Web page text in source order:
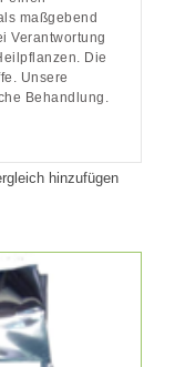
maßgebend
Verantwortung
Die
Unsere
Behandlung.
hinzufügen